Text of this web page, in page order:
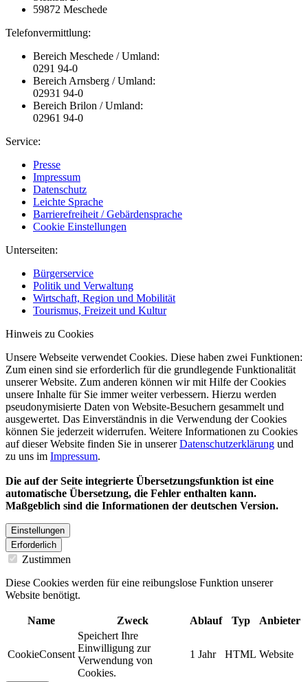
59872 Meschede
Telefonvermittlung:
Bereich Meschede / Umland:
0291 94-0
Bereich Arnsberg / Umland:
02931 94-0
Bereich Brilon / Umland:
02961 94-0
Service:
Presse
Impressum
Datenschutz
Leichte Sprache
Barrierefreiheit / Gebärdensprache
Cookie Einstellungen
Unterseiten:
Bürgerservice
Politik und Verwaltung
Wirtschaft, Region und Mobilität
Tourismus, Freizeit und Kultur
Hinweis zu Cookies
Unsere Webseite verwendet Cookies. Diese haben zwei Funktionen:
Zum einen sind sie erforderlich für die grundlegende Funktionalität
unserer Website. Zum anderen können wir mit Hilfe der Cookies
unsere Inhalte für Sie immer weiter verbessern. Hierzu werden
pseudonymisierte Daten von Website-Besuchern gesammelt und
ausgewertet. Das Einverständnis in die Verwendung der Cookies
können Sie jederzeit widerrufen. Weitere Informationen zu Cookies
auf dieser Website finden Sie in unsererDatenschutzerklärung und
zu uns im Impressum.
Die auf der Seite integrierte Übersetzungsfunktion ist eine
automatische Übersetzung, die Fehler enthalten kann.
Maßgeblich sind die Informationen der deutschen Version.
Einstellungen
Erforderlich
Zustimmen
Diese Cookies werden für eine reibungslose Funktion unserer
Website benötigt.
Name Zweck Ablauf Typ Anbieter
CookieConsent
Speichert Ihre
Einwilligung zur
Verwendung von
Cookies.
1 Jahr HTML Website